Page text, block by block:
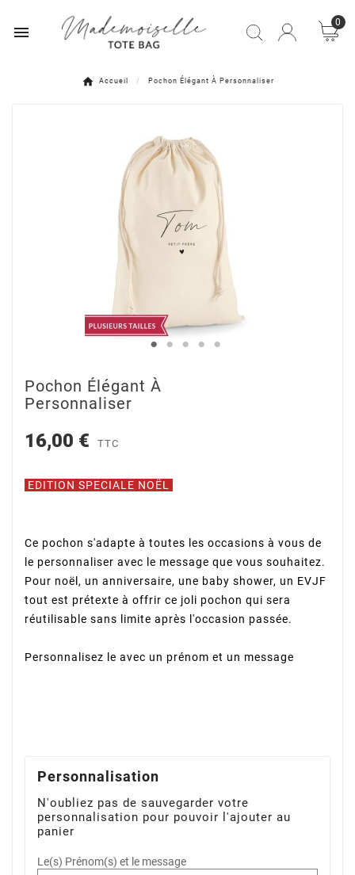

0
Accueil Pochon Élégant À Personnaliser
Pochon Élégant À
Personnaliser
16,00 € TTC
EDITION SPECIALE NOËL
Ce pochon s'adapte à toutes les occasions à vous de
le personnaliser avec le message que vous souhaitez.
Pour noël, un anniversaire, une baby shower, un EVJF
tout est prétexte à offrir ce joli pochon qui sera
réutilisable sans limite après l'occasion passée.
Personnalisez le avec un prénom et un message
Personnalisation
N'oubliez pas de sauvegarder votre
personnalisation pour pouvoir l'ajouter au
panier
Le(s) Prénom(s) et le message